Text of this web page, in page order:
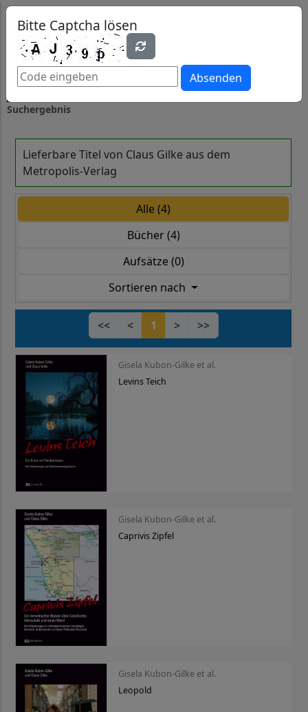
Bitte Captcha lösen
Absenden
Suchergebnis
Lieferbare Titel von Claus Gilke aus dem
Metropolis-Verlag
Alle (4)
Bücher (4)
Aufsätze (0)
Sortieren nach
<< < 1 > >>
Gisela Kubon-Gilke et al.
Levins Teich
Gisela Kubon-Gilke et al.
Caprivis Zipfel
Gisela Kubon-Gilke et al.
Leopold